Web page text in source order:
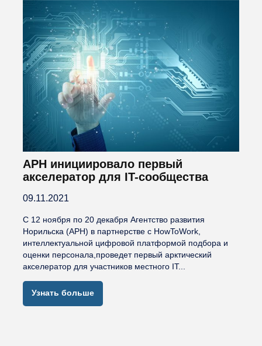
АРН инициировало первый
акселератор для IT-сообщества
09.11.2021
С 12 ноября по 20 декабря Агентство развития
Норильска (АРН) в партнерстве с HowToWork,
интеллектуальной цифровой платформой подбора и
оценки персонала,проведет первый арктический
акселератор для участников местного IT...
Узнать больше